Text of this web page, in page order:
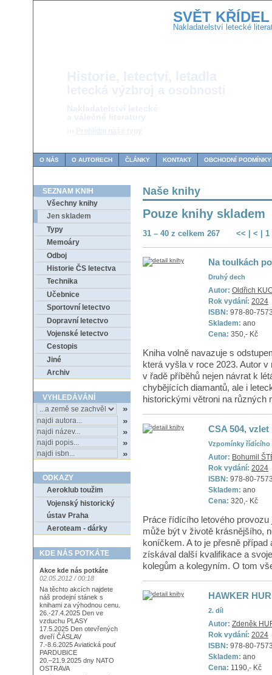
SVĚT KŘÍDEL
Nakladatelství letecké
O NÁS O AUTORECH ČLÁNKY KONTAKT OBCHODNÍ PODMÍNKY
SEZNAM KNIH
Všechny knihy
Jen skladem
Typy
Memoáry
Odboj
Historie ČS letectva
Technika
Učebnice
Sportovní letectvo
Dopravní letectvo
Vojenské letectvo
Cestopis
Jiné
Archiv
VYHLEDÁVÁNÍ
ODKAZY
Aeroklub toužim
Vojenský historický
ústav Praha
Aeroteam - dárky
KDE NÁS POTKÁTE
Akce kde nás potkáte
02.05.2012 / 00:18
Na těchto akcích najdete
náš prodejní stánek s
knihami za výhodnou cenu.
26.-27.4.2025 Den ve
vzduchu PLASY
17.5.2025 Den otevřených
dveří ČÁSLAV
7.-8.6.2025 Aviatická pouť
PARDUBICE
20.–21.9.2025 dny NATO
OSTRAVA
Naše knihy
Pouze knihy skladem
31 – 40 z celkem 267 << < 1
Na toulkách
Druhý dech
Autor: Oldřich
Rok vydání: 2024
ISBN: 978-80-
Skladem: ano
Cena: 350,- Kč
Kniha volně navazuje s
která vyšla v roce 2023. Autor
v řadě příběhů nejen návrat k
chybějících diamantů, ale i
historickými větroni na různých
CSA 504,
Vzpomínky řídícího
Autor: Bohumil
Rok vydání: 2024
ISBN: 978-80-
Skladem: ano
Cena: 320,- Kč
Práce řídícího letového
může být v životě krásnějšího,
koníčkem. A to je přesně
získával další kvalifikace a
kolegům a kolegyním. O tom
HAWKER
2. díl
Autor: Zdeněk
Rok vydání: 2024
ISBN: 978-80-
Skladem: ano
Cena: 1190,- Kč